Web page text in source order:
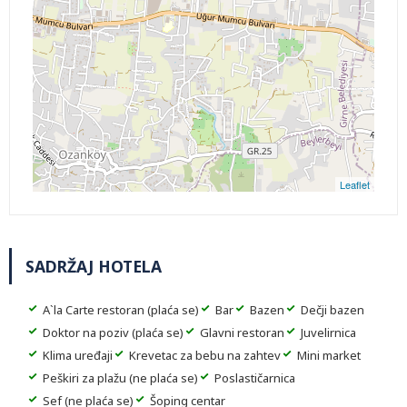
Leaflet
SADRŽAJ HOTELA
A`la Carte restoran (plaća se) Bar Bazen
Dečji bazen
Doktor na poziv (plaća se)
Glavni restoran
Juvelirnica
Klima uređaji
Krevetac za bebu na zahtev
Mini market
Peškiri za plažu (ne plaća se)
Poslastičarnica
Sef (ne plaća se)
Šoping centar